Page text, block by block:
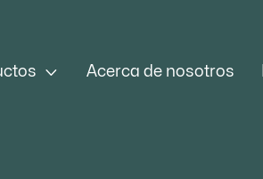
 Acerca de nosotros